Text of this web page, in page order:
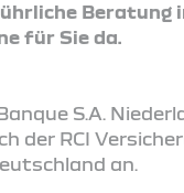
Beratung
für Sie da.
S.A.
der RCI
an.